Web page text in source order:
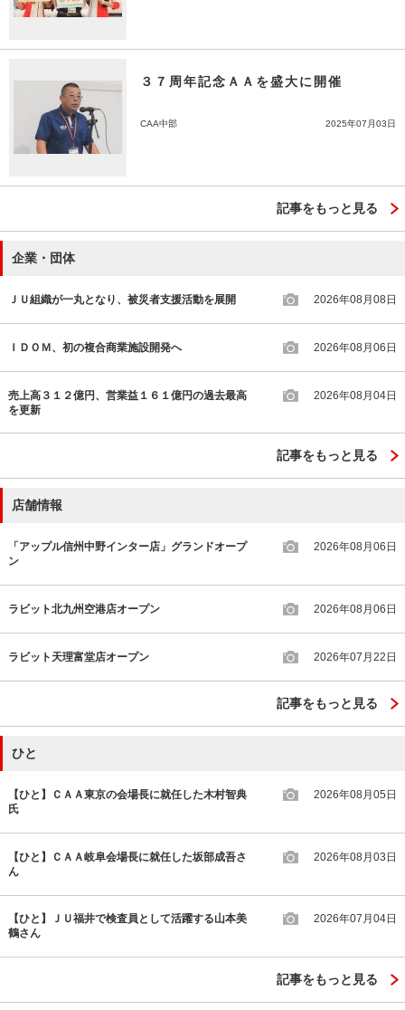
３７周年記念ＡＡを盛大に開催
CAA中部 2025年07月03日
記事をもっと見る
企業・団体
ＪＵ組織が一丸となり、被災者支援活動を展開 2026年08月08日
ＩＤＯＭ、初の複合商業施設開発へ 2026年08月06日
売上高３１２億円、営業益１６１億円の過去最高
を更新
2026年08月04日
記事をもっと見る
店舗情報
「アップル信州中野インター店」グランドオープ
ン
2026年08月06日
ラビット北九州空港店オープン 2026年08月06日
ラビット天理富堂店オープン 2026年07月22日
記事をもっと見る
ひと
【ひと】ＣＡＡ東京の会場長に就任した木村智典
氏
2026年08月05日
【ひと】ＣＡＡ岐阜会場長に就任した坂部成吾さ
ん
2026年08月03日
【ひと】ＪＵ福井で検査員として活躍する山本美
鶴さん
2026年07月04日
記事をもっと見る